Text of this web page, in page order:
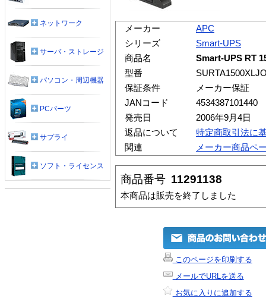
メーカー
APC
シリーズ
Smart-UPS
商品名
Smart-UPS RT
型番
保証条件
メーカー保証
JANコード
4534387101440
発売日
2006年9月4日
返品について
特定商取引法に
関連
メーカー商品ペ
商品番号 11291138
本商品は販売を終了しました
このページを印刷する
メールでURLを送る
お気に入りに追加する
ネットワーク
サーバ・ストレージ
パソコン・周辺機器
PCパーツ
サプライ
ソフト・ライセンス